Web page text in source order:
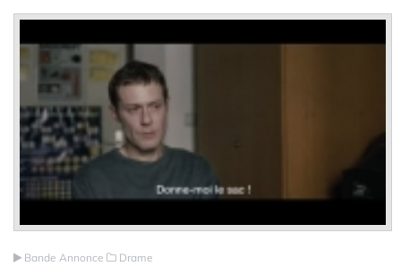
Bande Annonce Drame